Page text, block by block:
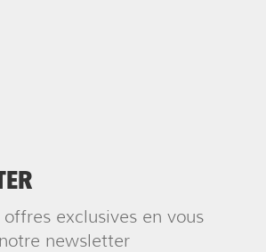
offres exclusives en vous
newsletter